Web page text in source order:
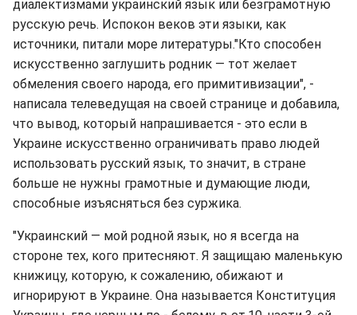
диалектизмами украинский язык или безграмотную
русскую речь. Испокон веков эти языки, как
источники, питали море литературы."Кто способен
искусственно заглушить родник — тот желает
обмеления своего народа, его примитивизации", -
написала телеведущая на своей странице и добавила,
что вывод, который напрашивается - это если в
Украине искусственно ограничивать право людей
использовать русский язык, то значит, в стране
больше не нужны грамотные и думающие люди,
способные изъясняться без суржика.
"Украинский — мой родной язык, но я всегда на
стороне тех, кого притесняют. Я защищаю маленькую
книжицу, которую, к сожалению, обижают и
игнорируют в Украине. Она называется Конституция